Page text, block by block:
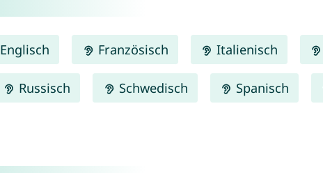
Englisch Französisch Italienisch
Russisch Schwedisch Spanisch